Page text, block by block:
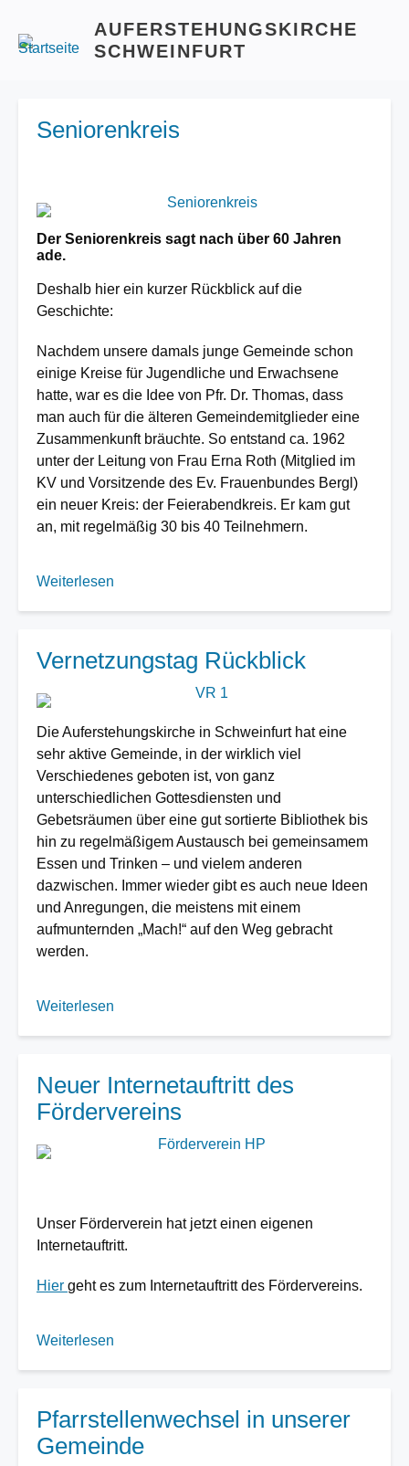
AUFERSTEHUNGSKIRCHE
SCHWEINFURT
Seniorenkreis
Image
Der Seniorenkreis sagt nach über 60 Jahren
ade.
Deshalb hier ein kurzer Rückblick auf die
Geschichte:
Nachdem unsere damals junge Gemeinde schon
einige Kreise für Jugendliche und Erwachsene
hatte, war es die Idee von Pfr. Dr. Thomas, dass
man auch für die älteren Gemeindemitglieder eine
Zusammenkunft bräuchte. So entstand ca. 1962
unter der Leitung von Frau Erna Roth (Mitglied im
KV und Vorsitzende des Ev. Frauenbundes Bergl)
ein neuer Kreis: der Feierabendkreis. Er kam gut
an, mit regelmäßig 30 bis 40 Teilnehmern.
Weiterlesen
Vernetzungstag Rückblick
Image
Die Auferstehungskirche in Schweinfurt hat eine
sehr aktive Gemeinde, in der wirklich viel
Verschiedenes geboten ist, von ganz
unterschiedlichen Gottesdiensten und
Gebetsräumen über eine gut sortierte Bibliothek bis
hin zu regelmäßigem Austausch bei gemeinsamem
Essen und Trinken – und vielem anderen
dazwischen. Immer wieder gibt es auch neue Ideen
und Anregungen, die meistens mit einem
aufmunternden „Mach!“ auf den Weg gebracht
werden.
Weiterlesen
Neuer Internetauftritt des
Fördervereins
Image
Unser Förderverein hat jetzt einen eigenen
Internetauftritt.
Hier geht es zum Internetauftritt des Fördervereins.
Weiterlesen
Fördervereins
Pfarrstellenwechsel in unserer
Gemeinde